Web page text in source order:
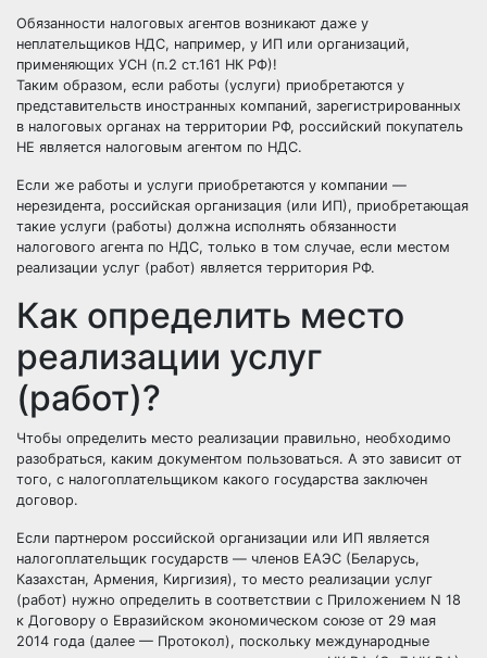
Обязанности налоговых агентов возникают даже у
неплательщиков НДС, например, у ИП или организаций,
применяющих УСН (п.2 ст.161 НК РФ)!
Таким образом, если работы (услуги) приобретаются у
представительств иностранных компаний, зарегистрированных
в налоговых органах на территории РФ, российский покупатель
НЕ является налоговым агентом по НДС.
Если же работы и услуги приобретаются у компании —
нерезидента, российская организация (или ИП), приобретающая
такие услуги (работы) должна исполнять обязанности
налогового агента по НДС, только в том случае, если местом
реализации услуг (работ) является территория РФ.
Как определить место
реализации услуг
(работ)?
Чтобы определить место реализации правильно, необходимо
разобраться, каким документом пользоваться. А это зависит от
того, с налогоплательщиком какого государства заключен
договор.
Если партнером российской организации или ИП является
налогоплательщик государств — членов ЕАЭС (Беларусь,
Казахстан, Армения, Киргизия), то место реализации услуг
(работ) нужно определить в соответствии с Приложением N 18
к Договору о Евразийском экономическом союзе от 29 мая
2014 года (далее — Протокол), поскольку международные